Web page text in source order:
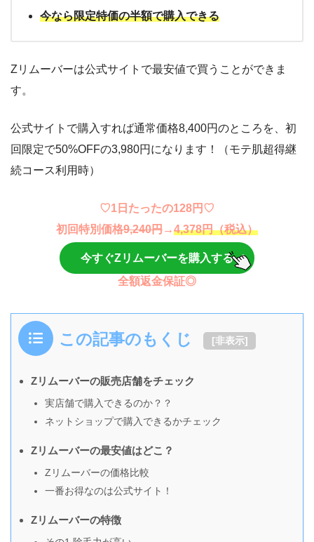
今なら限定特価の半額で購入できる
Zリムーバーは公式サイトで最安値で買うことができま
す。
公式サイトで購入すれば通常価格8,400円のところを、初
回限定で50%OFFの3,980円になります！（モテ肌超得継
続コース利用時）
♡1日たったの128円♡
初回特別価格9,240円→4,378円（税込）
今すぐZリムーバーを購入する
全額返金保証◎
この記事のもくじ [非表示]
Zリムーバーの販売店舗をチェック
実店舗で購入できるのか？？
ネットショップで購入できるかチェック
Zリムーバーの最安値はどこ？
Zリムーバーの価格比較
一番お得なのは公式サイト！
Zリムーバーの特徴